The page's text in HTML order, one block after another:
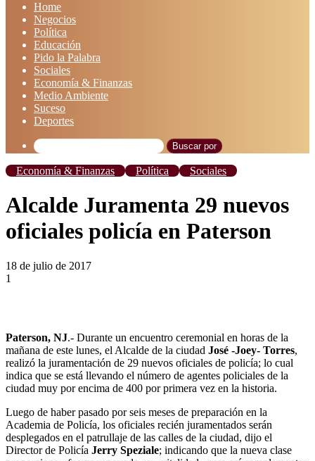
Home
Negocios
Política
Educación
Pido la Palabra
Sociales
Economía & Finanzas
Medio Ambiente
Suceso
Deportes
Buscar por
Economía & Finanzas Política Sociales
Alcalde Juramenta 29 nuevos
oficiales policía en Paterson
18 de julio de 2017
1
Paterson, NJ.- Durante un encuentro ceremonial en horas de la
mañana de este lunes, el Alcalde de la ciudad José -Joey- Torres,
realizó la juramentación de 29 nuevos oficiales de policía; lo cual
indica que se está llevando el número de agentes policiales de la
ciudad muy por encima de 400 por primera vez en la historia.
Luego de haber pasado por seis meses de preparación en la
Academia de Policía, los oficiales recién juramentados serán
desplegados en el patrullaje de las calles de la ciudad, dijo el
Director de Policía Jerry Speziale; indicando que la nueva clase